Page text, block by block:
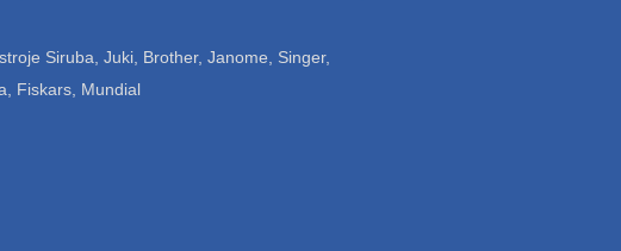
Siruba, Juki, Brother, Janome, Singer,
Fiskars, Mundial